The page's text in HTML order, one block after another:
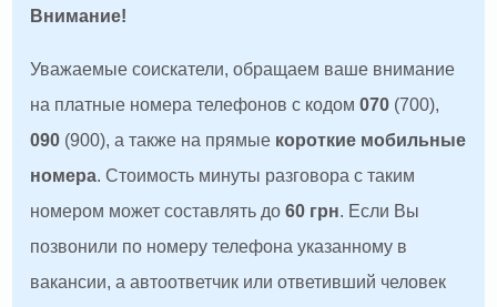
Внимание!
Уважаемые соискатели, обращаем ваше внимание
на платные номера телефонов с кодом070 (700),
090 (900), а также на прямые короткие мобильные
номера. Стоимость минуты разговора с таким
номером может составлять до60 грн. Если Вы
позвонили по номеру телефона указанному в
вакансии, а автоответчик или ответивший человек